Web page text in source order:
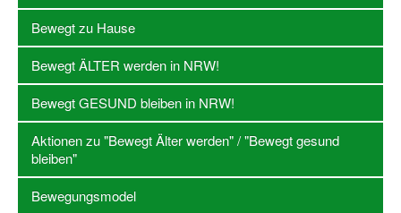
Vereinsberatung
Wege zur Kooperation
Villa Froschloch
Log-in "Vereine"
Qualifizierung
SSB Qualifizierungen
Bewegt zu Hause
Bewegt ÄLTER werden in NRW!
Bewegt GESUND bleiben in NRW!
Aktionen zu "Bewegt Älter werden" / "Bewegt gesund
bleiben"
Bewegungsmodel